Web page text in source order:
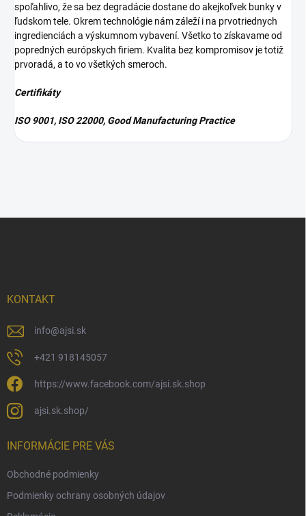
spoľahlivo, že sa bez degradácie dostane do akejkoľvek bunky v
ľudskom tele. Okrem technológie nám záleží i na prvotriednych
ingredienciách a výskumnom vybavení. Všetko to získavame od
popredných európskych firiem. Kvalita bez kompromisov je totiž
prvoradá, a to vo všetkých smeroch.
Certifikáty
ISO 9001, ISO 22000, Good Manufacturing Practice
KONTAKT
info@ajsi.sk
+421 918145057
https://www.facebook.com/ajsi.sk.shop
ajsi.sk.shop/
INFORMÁCIE PRE VÁS
Obchodné podmienky
Podmienky ochrany osobných údajov